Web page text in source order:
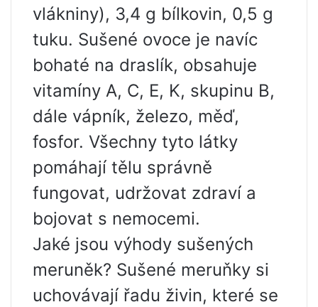
vlákniny), 3,4 g bílkovin, 0,5 g
tuku. Sušené ovoce je navíc
bohaté na draslík, obsahuje
vitamíny A, C, E, K, skupinu B,
dále vápník, železo, měď,
fosfor. Všechny tyto látky
pomáhají tělu správně
fungovat, udržovat zdraví a
bojovat s nemocemi.
Jaké jsou výhody sušených
meruněk? Sušené meruňky si
uchovávají řadu živin, které se